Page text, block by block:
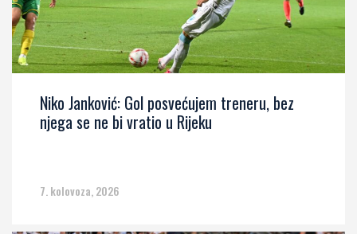
Niko Janković: Gol posvećujem treneru, bez
njega se ne bi vratio u Rijeku
7. kolovoza, 2026